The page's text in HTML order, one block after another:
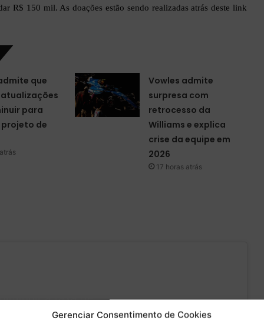
Gerenciar Consentimento de Cookies
R$ 150 mil. As doações estão sendo realizadas atrás deste link
que
para
de
Vowles admite
surpresa com
retrocesso da
Williams e explica
crise da equipe em
2026
17 horas atrás
a taxa de
coordenando com o